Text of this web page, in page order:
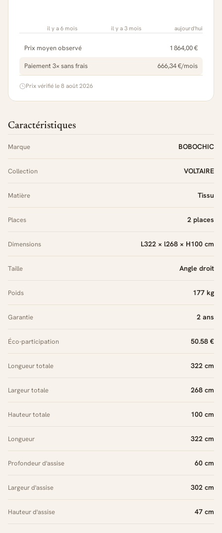
il y a 6 mois il y a 3 mois aujourd'hui
Prix moyen observé 1 864,00 €
Paiement 3× sans frais 666,34 €/mois
Prix vérifié le 8 août 2026
Caractéristiques
Marque BOBOCHIC
Collection VOLTAIRE
Matière Tissu
Places 2 places
Dimensions L322 × l268 × H100 cm
Taille Angle droit
Poids 177 kg
Garantie 2 ans
Éco-participation 50.58 €
Longueur totale 322 cm
Largeur totale 268 cm
Hauteur totale 100 cm
Longueur 322 cm
Profondeur d'assise 60 cm
Largeur d'assise 302 cm
Hauteur d'assise 47 cm